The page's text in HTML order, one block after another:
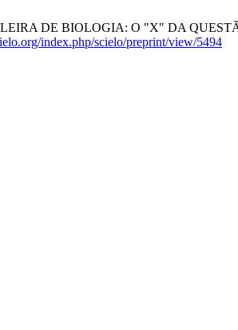
DE BIOLOGIA: O "X" DA
index.php/scielo/preprint/view/5494